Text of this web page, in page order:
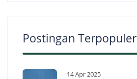
Postingan Terpopuler
14 Apr 2025